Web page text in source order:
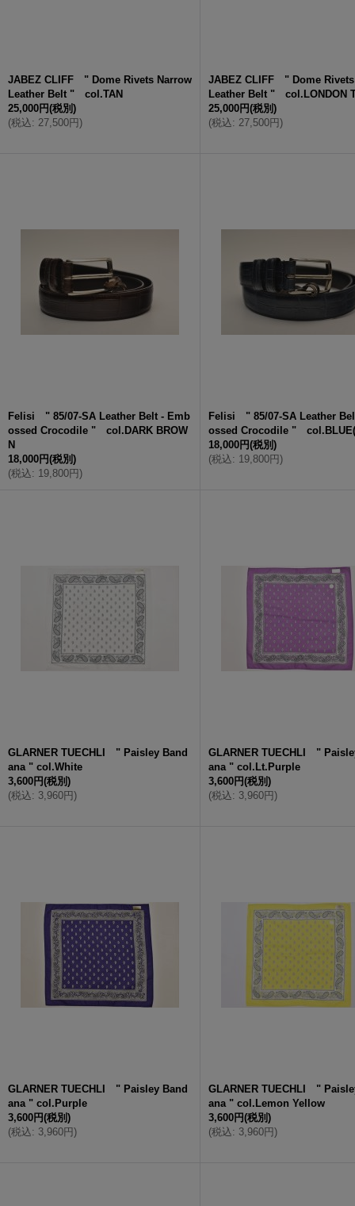
JABEZ CLIFF " Dome Rivets Narrow
Leather Belt " col.TAN
25,000円(税別)
(税込: 27,500円)
JABEZ CLIFF " Dome
Leather Belt " col.LONDON
25,000円(税別)
(税込: 27,500円)
Felisi " 85/07-SA Leather Belt - Emb
ossed Crocodile " col.DARK BROW
N
18,000円(税別)
(税込: 19,800円)
Felisi " 85/07-SA Leather
ossed Crocodile "
18,000円(税別)
(税込: 19,800円)
GLARNER TUECHLI " Paisley Band
ana " col.White
3,600円(税別)
(税込: 3,960円)
GLARNER TUECHLI "
ana " col.Lt.Purple
3,600円(税別)
(税込: 3,960円)
GLARNER TUECHLI " Paisley Band
ana " col.Purple
3,600円(税別)
(税込: 3,960円)
GLARNER TUECHLI "
ana " col.Lemon Yellow
3,600円(税別)
(税込: 3,960円)